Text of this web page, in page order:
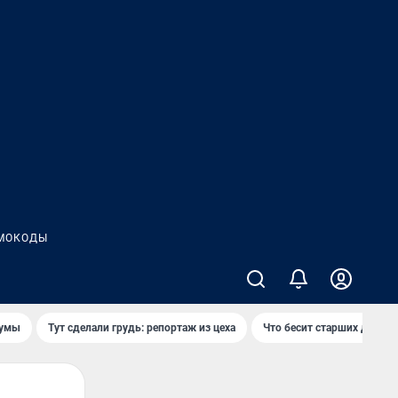
Тут сделали грудь: репортаж из цеха Что бесит старших детей